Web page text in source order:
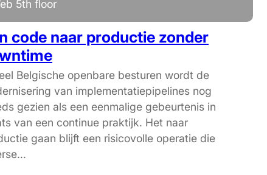
5th floor
code naar productie zonder
Belgische openbare besturen wordt de
van implementatiepipelines nog
gezien als een eenmalige gebeurtenis in
van een continue praktijk. Het naar
gaan blijft een risicovolle operatie die